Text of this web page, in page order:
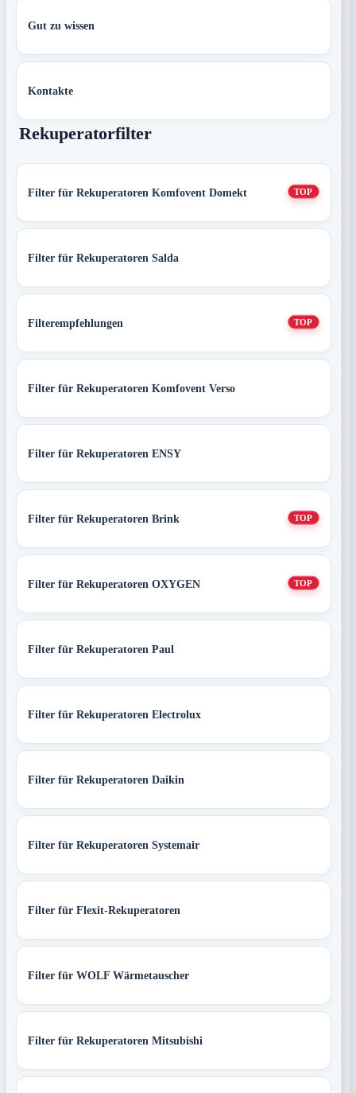
Gut zu wissen
Kontakte
Rekuperatorfilter
Filter für Rekuperatoren Komfovent Domekt TOP
Filter für Rekuperatoren Salda
Filterempfehlungen TOP
Filter für Rekuperatoren Komfovent Verso
Filter für Rekuperatoren ENSY
Filter für Rekuperatoren Brink TOP
Filter für Rekuperatoren OXYGEN TOP
Filter für Rekuperatoren Paul
Filter für Rekuperatoren Electrolux
Filter für Rekuperatoren Daikin
Filter für Rekuperatoren Systemair
Filter für Flexit-Rekuperatoren
Filter für WOLF Wärmetauscher
Filter für Rekuperatoren Mitsubishi